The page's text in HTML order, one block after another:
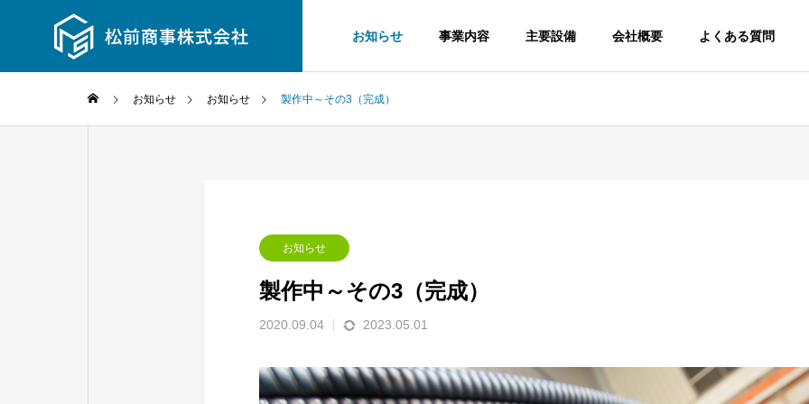
お知らせ 事業内容 主要設備 会社概要 よくある質問
お知らせ お知らせ 製作中～その3（完成）
お知らせ
製作中～その3（完成）
2020.09.04 2023.05.01